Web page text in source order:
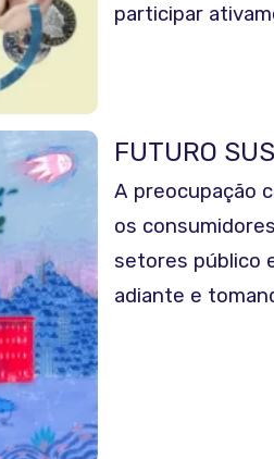
participar
FUTURO
A preocupação
os
setores público
adiante e